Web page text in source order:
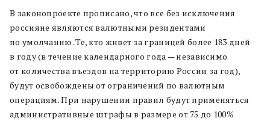
В законопроекте прописано, что все без исключения
россияне являются валютными резидентами
по умолчанию. Те, кто живет за границей более 183 дней
в году (в течение календарного года — независимо
от количества въездов на территорию России за год),
будут освобождены от ограничений по валютным
операциям. При нарушении правил будут применяться
административные штрафы в размере от 75 до 100%